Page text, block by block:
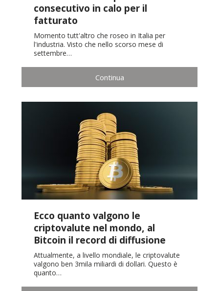
consecutivo in calo per il
fatturato
Momento tutt'altro che roseo in Italia per
l'industria. Visto che nello scorso mese di
settembre…
Continua
Ecco quanto valgono le
criptovalute nel mondo, al
Bitcoin il record di diffusione
Attualmente, a livello mondiale, le criptovalute
valgono ben 3mila miliardi di dollari. Questo è
quanto…